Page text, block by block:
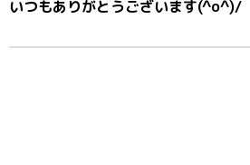
いつもありがとうございます(^o^)/